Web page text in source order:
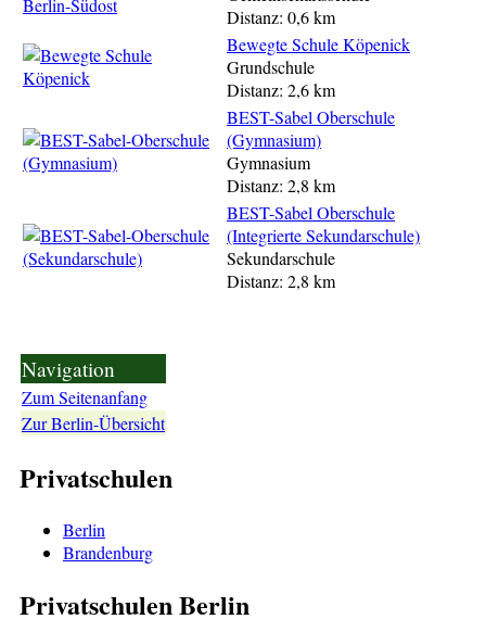
Distanz: 0,6 km
Bewegte Schule Köpenick
Grundschule
Distanz: 2,6 km
BEST-Sabel Oberschule
(Gymnasium)
Gymnasium
Distanz: 2,8 km
BEST-Sabel Oberschule
(Integrierte Sekundarschule)
Sekundarschule
Distanz: 2,8 km
Navigation
Zum Seitenanfang
Zur Berlin-Übersicht
Privatschulen
Berlin
Brandenburg
Privatschulen Berlin